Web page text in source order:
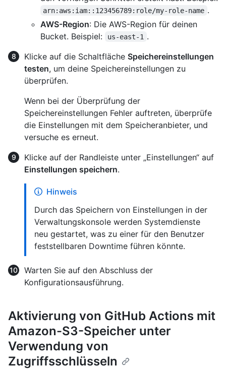
arn:aws:iam::123456789:role/my-role-name .
AWS-Region: Die AWS-Region für deinen
Bucket. Beispiel:
us-east-1 .
Klicke auf die Schaltfläche Speichereinstellungen
testen, um deine Speichereinstellungen zu
überprüfen.
Wenn bei der Überprüfung der
Speichereinstellungen Fehler auftreten, überprüfe
die Einstellungen mit dem Speicheranbieter, und
versuche es erneut.
Klicke auf der Randleiste unter „Einstellungen“ auf
Einstellungen speichern.
Hinweis
Durch das Speichern von Einstellungen in der
Verwaltungskonsole werden Systemdienste
neu gestartet, was zu einer für den Benutzer
feststellbaren Downtime führen könnte.
Warten Sie auf den Abschluss der
Konfigurationsausführung.
Aktivierung von GitHub Actions mit
Amazon-S3-Speicher unter
Verwendung von
Zugriffsschlüsseln